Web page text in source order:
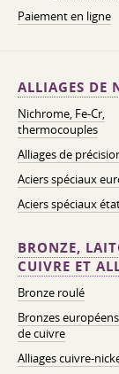
Paiement en ligne
ALLIAGES DE
Nichrome, Fe-Cr,
thermocouples
Alliages de
Aciers spéciaux
Aciers spéciaux
BRONZE,
CUIVRE ET
Bronze roulé
Bronzes
de cuivre
Alliages cuivre-